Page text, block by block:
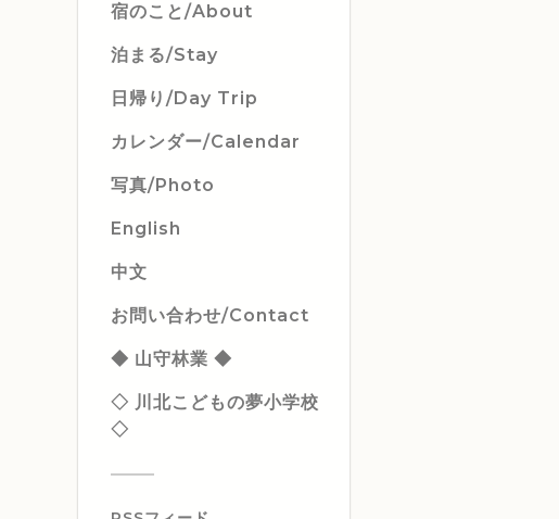
宿のこと/About
泊まる/Stay
日帰り/Day Trip
カレンダー/Calendar
写真/Photo
English
中文
お問い合わせ/Contact
◆ 山守林業 ◆
◇ 川北こどもの夢小学校
◇